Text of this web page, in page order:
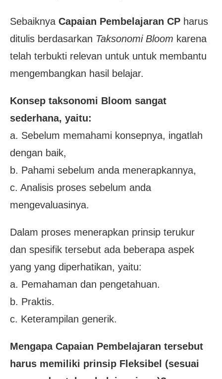
Sebaiknya Capaian Pembelajaran CP harus
ditulis berdasarkan Taksonomi Bloom karena
telah terbukti relevan untuk untuk membantu
mengembangkan hasil belajar.
Konsep taksonomi Bloom sangat
sederhana, yaitu:
a. Sebelum memahami konsepnya, ingatlah
dengan baik,
b. Pahami sebelum anda menerapkannya,
c. Analisis proses sebelum anda
mengevaluasinya.
Dalam proses menerapkan prinsip terukur
dan spesifik tersebut ada beberapa aspek
yang yang diperhatikan, yaitu:
a. Pemahaman dan pengetahuan.
b. Praktis.
c. Keterampilan generik.
Mengapa Capaian Pembelajaran tersebut
harus memiliki prinsip Fleksibel (sesuai